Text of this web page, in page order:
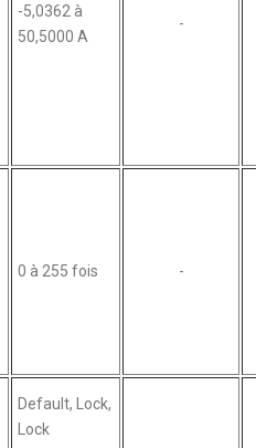
-5,0362 à
50,5000 A
-
0 à 255 fois -
Default, Lock,
Lock